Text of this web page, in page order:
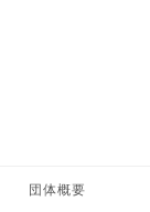
団体概要